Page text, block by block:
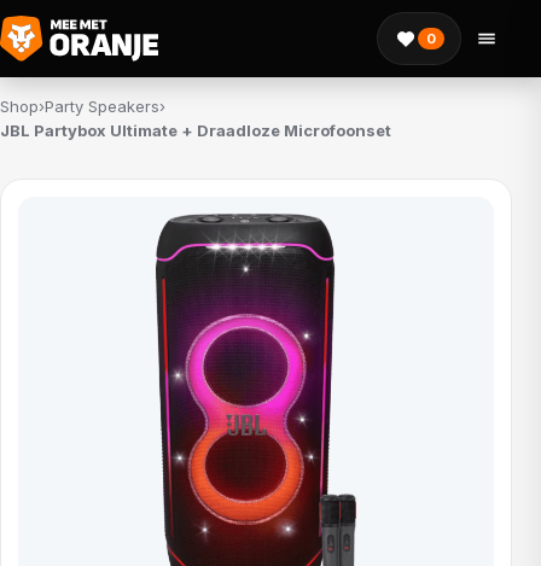
0
Shop›Party Speakers›
JBL Partybox Ultimate + Draadloze Microfoonset